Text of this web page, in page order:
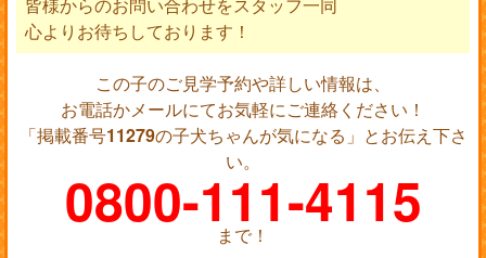
皆様からのお問い合わせをスタッフ一同
心よりお待ちしております！
この子のご見学予約や詳しい情報は、
お電話かメールにてお気軽にご連絡ください！
「掲載番号11279の子犬ちゃんが気になる」とお伝え下さ
い。
0800-111-4115
まで！